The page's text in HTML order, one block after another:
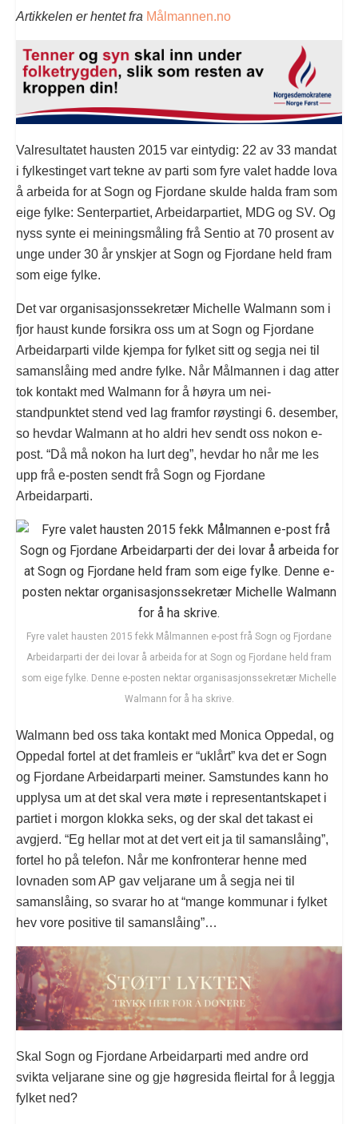
Artikkelen er hentet fra Målmannen.no
Valresultatet hausten 2015 var eintydig: 22 av 33 mandat
i fylkestinget vart tekne av parti som fyre valet hadde lova
å arbeida for at Sogn og Fjordane skulde halda fram som
eige fylke: Senterpartiet, Arbeidarpartiet, MDG og SV. Og
nyss synte ei meiningsmåling frå Sentio at 70 prosent av
unge under 30 år ynskjer at Sogn og Fjordane held fram
som eige fylke.
Det var organisasjonssekretær Michelle Walmann som i
fjor haust kunde forsikra oss um at Sogn og Fjordane
Arbeidarparti vilde kjempa for fylket sitt og segja nei til
samanslåing med andre fylke. Når Målmannen i dag atter
tok kontakt med Walmann for å høyra um nei-
standpunktet stend ved lag framfor røystingi 6. desember,
so hevdar Walmann at ho aldri hev sendt oss nokon e-
post. “Då må nokon ha lurt deg”, hevdar ho når me les
upp frå e-posten sendt frå Sogn og Fjordane
Arbeidarparti.
Fyre valet hausten 2015 fekk Målmannen e-post frå Sogn og Fjordane
Arbeidarparti der dei lovar å arbeida for at Sogn og Fjordane held fram
som eige fylke. Denne e-posten nektar organisasjonssekretær Michelle
Walmann for å ha skrive.
Walmann bed oss taka kontakt med Monica Oppedal, og
Oppedal fortel at det framleis er “uklårt” kva det er Sogn
og Fjordane Arbeidarparti meiner. Samstundes kann ho
upplysa um at det skal vera møte i representantskapet i
partiet i morgon klokka seks, og der skal det takast ei
avgjerd. “Eg hellar mot at det vert eit ja til samanslåing”,
fortel ho på telefon. Når me konfronterar henne med
lovnaden som AP gav veljarane um å segja nei til
samanslåing, so svarar ho at “mange kommunar i fylket
hev vore positive til samanslåing”…
Skal Sogn og Fjordane Arbeidarparti med andre ord
svikta veljarane sine og gje høgresida fleirtal for å leggja
fylket ned?